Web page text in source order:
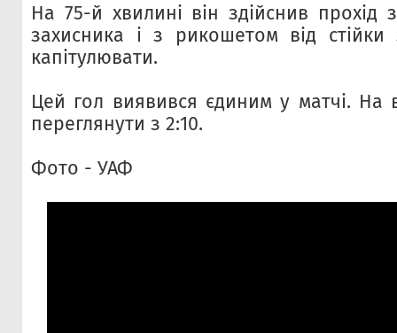
На 75-й хвилині він здійснив прохід
захисника і з рикошетом від стійки
капітулювати.
Цей гол виявився єдиним у матчі. На
переглянути з 2:10.
Фото - УАФ